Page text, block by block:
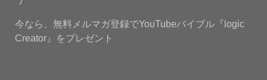
今なら、無料メルマガ登録でYouTubeバイブル『logic
Creator』をプレゼント